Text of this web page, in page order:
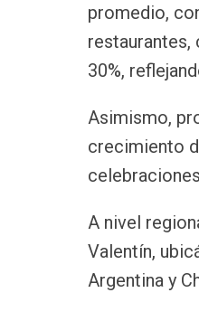
promedio,
restaurantes,
30%,
Asimismo,
crecimiento
A nivel
Valentín,
Argentina y